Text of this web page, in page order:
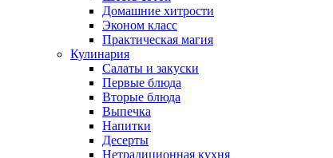
Домашние хитрости
Эконом класс
Практическая магия
Кулинария
Салаты и закуски
Первые блюда
Вторые блюда
Выпечка
Напитки
Десерты
Нетрадиционная кухня